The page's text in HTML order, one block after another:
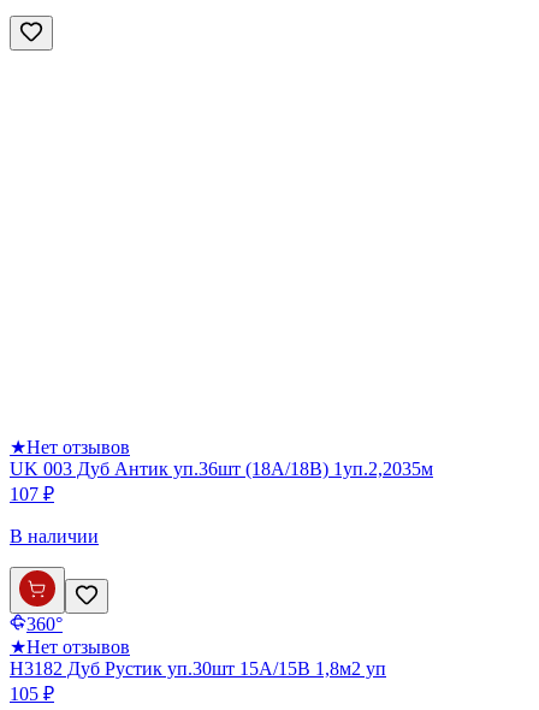
★Нет отзывов
UK 003 Дуб Антик уп.36шт (18А/18В) 1уп.2,2035м
107 ₽
В наличии
360°
★Нет отзывов
Н3182 Дуб Рустик уп.30шт 15А/15В 1,8м2 уп
105 ₽